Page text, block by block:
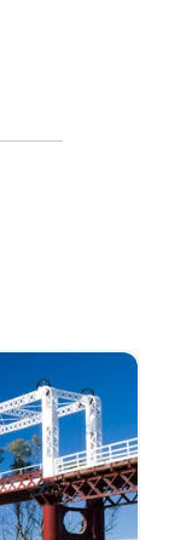
也可以包船，
镇的亚瑟·西
塞尔·曼塞尔
志着在中断六
回归。
船之旅，或者
船票，开启您
，探索这条河
标志性的体